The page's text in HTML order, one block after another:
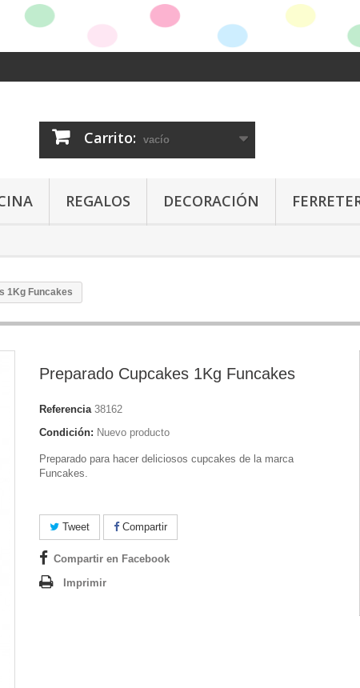
Carrito: vacío
REGALOS DECORACIÓN
1Kg Funcakes
Preparado Cupcakes 1Kg Funcakes
Referencia 38162
Condición: Nuevo producto
Preparado para hacer deliciosos cupcakes de la marca
Funcakes.
Tweet Compartir
Compartir en Facebook
Imprimir